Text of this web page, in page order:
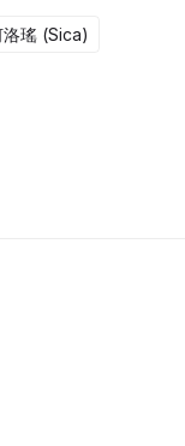
洛瑤 (Sica)